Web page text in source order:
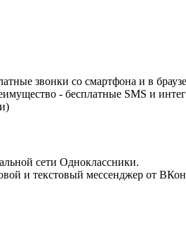
звонки со смартфона и в
- бесплатные SMS и
сети Одноклассники.
и текстовый мессенджер от